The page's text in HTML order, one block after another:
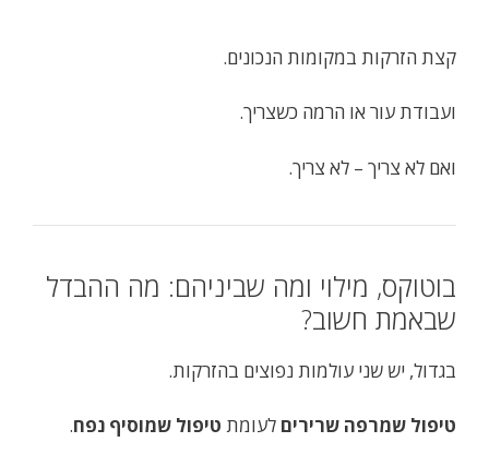
קצת הזרקות במקומות הנכונים.
ועבודת עור או הרמה כשצריך.
ואם לא צריך – לא צריך.
בוטוקס, מילוי ומה שביניהם: מה ההבדל
שבאמת חשוב?
בגדול, יש שני עולמות נפוצים בהזרקות.
טיפול שמרפה שרירים לעומת טיפול שמוסיף נפח.